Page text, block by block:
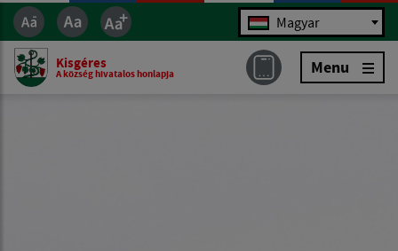
Jazyk Magyar
Kisgéres
A község hivatalos honlapja Menu